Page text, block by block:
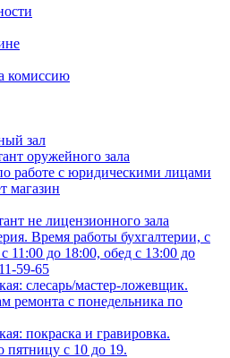
комиссию
зал
оружейного зала
работе с юридическими лицами
магазин
не лицензионного зала
Время работы бухгалтерии, с
11:00 до 18:00, обед с 13:00 до
59-65
слесарь/мастер-ложевщик.
ремонта с понедельника по
покраска и гравировка.
пятницу с 10 до 19.